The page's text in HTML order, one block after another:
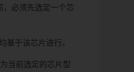
，必须先选定一个芯
基于该芯片进行。
为当前选定的芯片型